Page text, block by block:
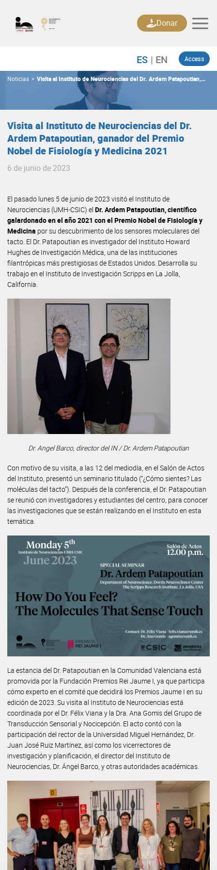
content
Access
Donar
Noticias > Visita al Instituto de Neurociencias del Dr. Ardem Patapoutian,
ganador del Premio Nobel de Fisiología y Medicina 2021
Visita al Instituto de Neurociencias del Dr.
Ardem Patapoutian, ganador del Premio
Nobel de Fisiología y Medicina 2021
6 de junio de 2023
El pasado lunes 5 de junio de 2023 visitó el Instituto de
Neurociencias (UMH-CSIC) el Dr. Ardem Patapoutian, científico
galardonado en el año 2021 con el Premio Nobel de Fisiología y
Medicina por su descubrimiento de los sensores moleculares del
tacto. El Dr. Patapoutian es investigador del Instituto Howard
Hughes de Investigación Médica, una de las instituciones
filantrópicas más prestigiosas de Estados Unidos. Desarrolla su
trabajo en el Instituto de Investigación Scripps en La Jolla,
California.
Dr. Angel Barco, director del IN / Dr. Ardem Patapoutian
Con motivo de su visita, a las 12 del mediodía, en el Salón de Actos
del Instituto, presentó un seminario titulado (“¿Cómo sientes? Las
moléculas del tacto”). Después de la conferencia, el Dr. Patapoutian
se reunió con investigadores y estudiantes del centro, para conocer
las investigaciones que se están realizando en el Instituto en esta
temática.
La estancia del Dr. Patapoutian en la Comunidad Valenciana está
promovida por la Fundación Premios Rei Jaume I, ya que participa
cómo experto en el comité que decidirá los Premios Jaume I en su
edición de 2023. Su visita al Instituto de Neurociencias está
coordinada por el Dr. Félix Viana y la Dra. Ana Gomis del Grupo de
Transducción Sensorial y Nocicepción. El acto contó con la
participación del rector de la Universidad Miguel Hernández, Dr.
Juan José Ruiz Martínez, así como los vicerrectores de
investigación y planificación, el director del Instituto de
Neurociencias, Dr. Ángel Barco, y otras autoridades académicas.